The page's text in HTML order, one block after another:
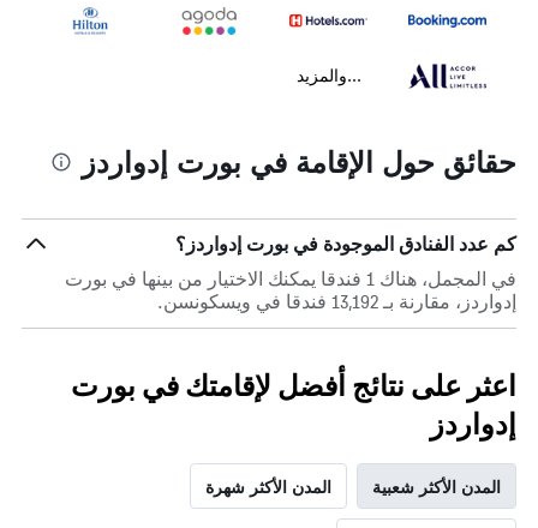
...والمزيد
حقائق حول الإقامة في بورت إدواردز
كم عدد الفنادق الموجودة في بورت إدواردز؟
في المجمل، هناك 1 فندقا يمكنك الاختيار من بينها في بورت
إدواردز، مقارنة بـ 13,192 فندقا في ويسكونسن.
اعثر على نتائج أفضل لإقامتك في بورت
إدواردز
المدن الأكثر شعبية المدن الأكثر شهرة